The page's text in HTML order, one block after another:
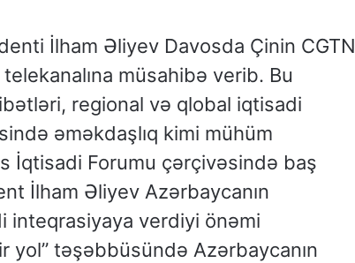
İlham Əliyev Davosda Çinin CGTN
müsahibə verib. Bu
regional və qlobal iqtisadi
əməkdaşlıq kimi mühüm
İqtisadi Forumu çərçivəsində baş
İlham Əliyev Azərbaycanın
inteqrasiyaya verdiyi önəmi
yol” təşəbbüsündə Azərbaycanın